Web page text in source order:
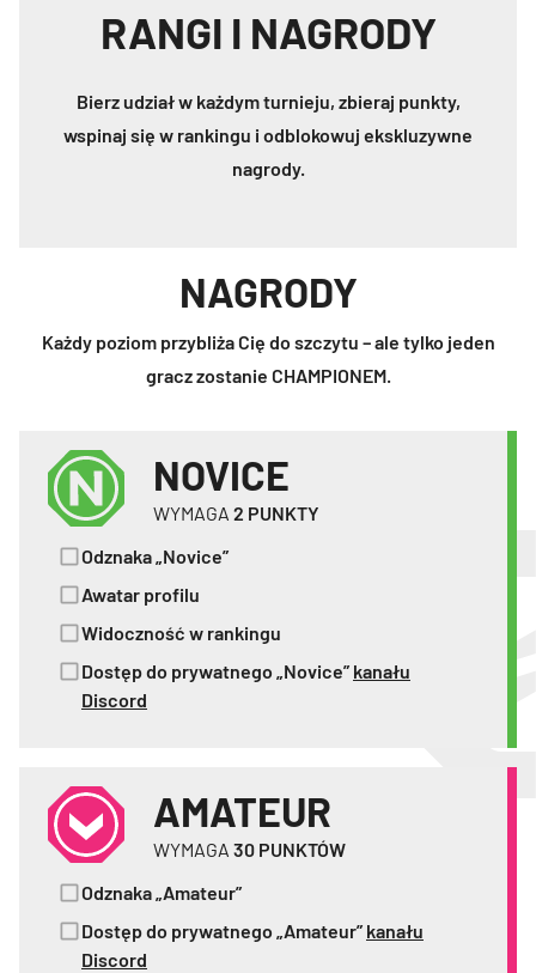
RANGI I NAGRODY
Bierz udział w każdym turnieju, zbieraj punkty,
wspinaj się w rankingu i odblokowuj ekskluzywne
nagrody.
NAGRODY
Każdy poziom przybliża Cię do szczytu – ale tylko jeden
gracz zostanie CHAMPIONEM.
NOVICE
WYMAGA 2 PUNKTY
Odznaka „Novice”
Awatar profilu
Widoczność w rankingu
Dostęp do prywatnego „Novice” kanału
Discord
AMATEUR
WYMAGA 30 PUNKTÓW
Odznaka „Amateur”
Dostęp do prywatnego „Amateur” kanału
Discord